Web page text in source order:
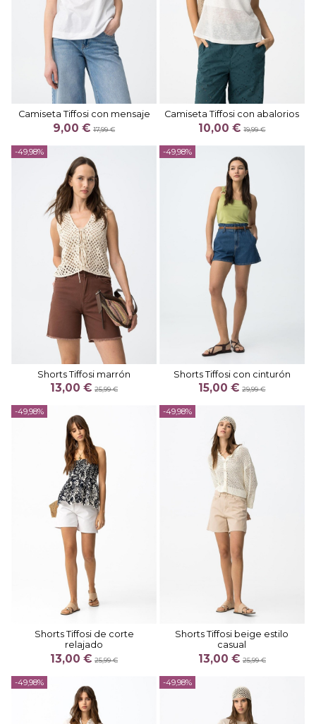
Camiseta Tiffosi con mensaje
9,00 €17,99 €
Camiseta Tiffosi con abalorios
10,00 €19,99 €
-49,98%
Shorts Tiffosi marrón
13,00 €25,99 €
-49,98%
Shorts Tiffosi con cinturón
15,00 €29,99 €
-49,98%
Shorts Tiffosi de corte
relajado
13,00 €25,99 €
-49,98%
Shorts Tiffosi beige estilo
casual
13,00 € 25,99 €
-49,98% -49,98%